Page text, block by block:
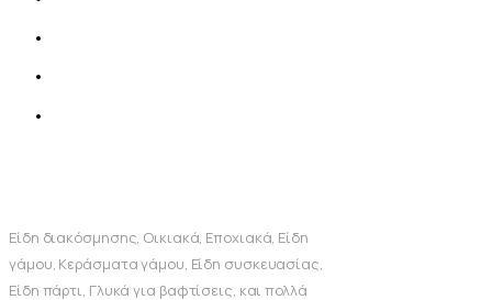
Είδη διακόσμησης, Οικιακά, Εποχιακά, Είδη
γάμου, Κεράσματα γάμου, Είδη συσκευασίας,
Είδη πάρτι, Γλυκά για βαφτίσεις, και πολλά